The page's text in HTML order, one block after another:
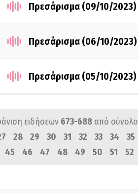
Πρεσάρισμα (09/10/2023)
Πρεσάρισμα (06/10/2023)
Πρεσάρισμα (05/10/2023)
ειδήσεων 673-688 από σύνολο
28 29 30 31 32 33 34 35
45 46 47 48 49 50 51 52